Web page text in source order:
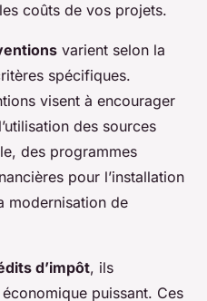
coûts de vos projets.
varient selon la
spécifiques.
visent à encourager
des sources
des programmes
pour l’installation
modernisation de
d’impôt, ils
puissant. Ces